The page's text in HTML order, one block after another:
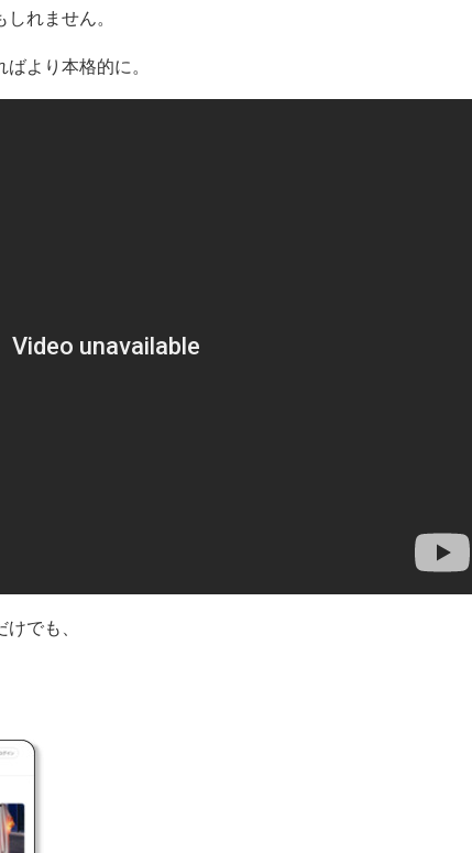
れません。
より本格的に。
でも、